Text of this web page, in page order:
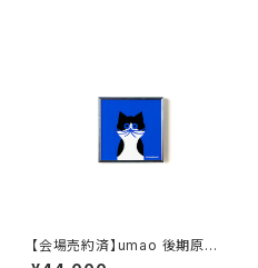
【会場売約済】umao 後期原画
作品A ハチワレ